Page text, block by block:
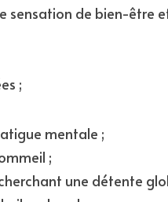
sensation de bien-être
;
mentale ;
;
une détente